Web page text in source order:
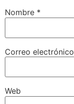
Nombre *
Correo electrónico
Web